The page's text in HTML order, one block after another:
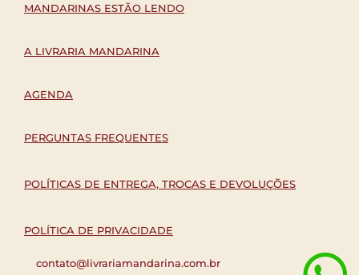
MANDARINAS ESTÃO LENDO
A LIVRARIA MANDARINA
AGENDA
PERGUNTAS FREQUENTES
POLÍTICAS DE ENTREGA, TROCAS E DEVOLUÇÕES
POLÍTICA DE PRIVACIDADE
contato@livrariamandarina.com.br